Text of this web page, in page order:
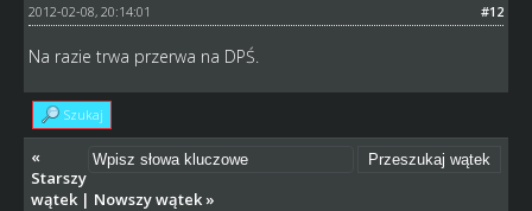
#12
2012-02-08, 20:14:01
Na razie trwa przerwa na DPŚ.
Szukaj
«
Starszy
wątek| Nowszy wątek»